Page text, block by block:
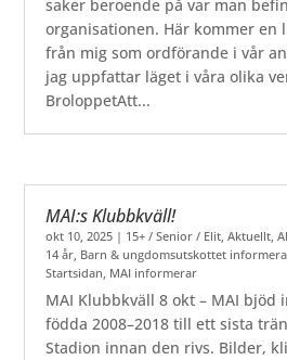
saker beroende på var man
organisationen. Här kommer en
från mig som ordförande i vår
jag uppfattar läget i våra olika
BroloppetAtt...
MAI:s Klubbkväll!
okt 10, 2025 | 15+ / Senior / Elit,Aktuellt,
14 år, Barn & ungdomsutskottet
Startsidan, MAI informerar
MAI Klubbkväll 8 okt – MAI
födda 2008–2018 till ett sista
Stadion innan den rivs. Bilder,